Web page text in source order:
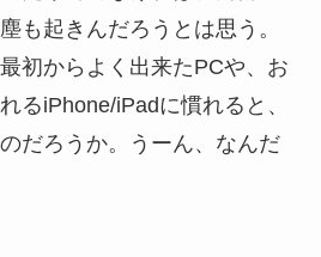
も起きんだろうとは思う。
初からよく出来たPCや、お
るiPhone/iPadに慣れると、
だろうか。うーん、なんだ